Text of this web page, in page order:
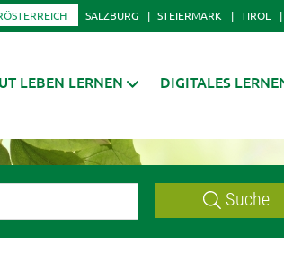
SALZBURG STEIERMARK TIROL
LEBEN LERNEN DIGITALES
Suche